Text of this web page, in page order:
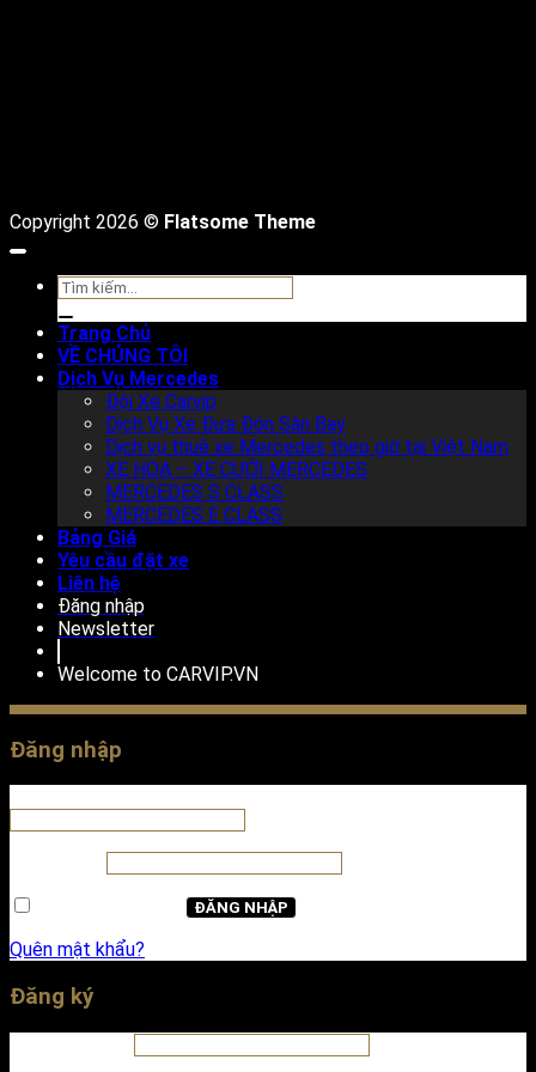
Copyright 2026 © Flatsome Theme
Tìm
Trang Chủ
VỀ CHÚNG TÔI
Dịch Vụ Mercedes
Đội Xe Carvip
Dịch Vụ Xe Đưa Đón Sân Bay
Dịch vụ thuê xe Mercedes theo giờ tại Việt Nam
XE HOA – XE CƯỚI MERCEDES
MERCEDES S CLASS
MERCEDES E CLASS
Bảng Giá
Yêu cầu đặt xe
Liên hệ
Đăng nhập
Newsletter
Welcome to CARVIP.VN
Đăng nhập
ĐĂNG NHẬP
Quên mật khẩu?
Đăng ký